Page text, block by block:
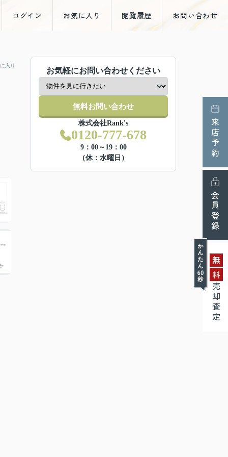
ログイン お気に入り 閲覧履歴 お問い合わせ
来店予約
会員登録
無
料
売却査定
入り
お気軽にお問い合わせください
無料お問い合わせ
株式会社Rank's
0120-777-678
9：00～19：00
（休：水曜日）